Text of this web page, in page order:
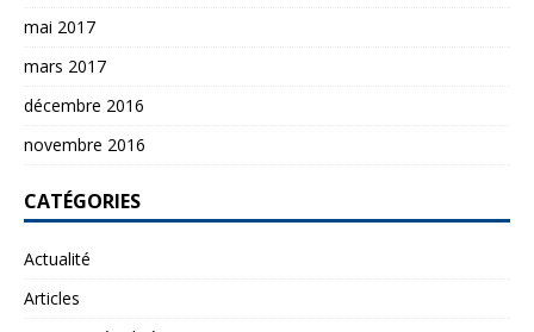
mai 2017
mars 2017
décembre 2016
novembre 2016
CATÉGORIES
Actualité
Articles